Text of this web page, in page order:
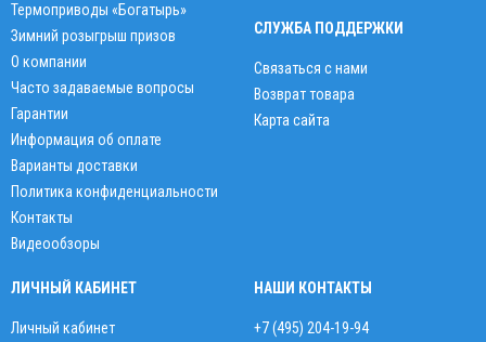
Термоприводы «Богатырь»
Зимний розыгрыш призов
О компании
Часто задаваемые вопросы
Гарантии
Информация об оплате
Варианты доставки
Политика конфиденциальности
Контакты
Видеообзоры
СЛУЖБА ПОДДЕРЖКИ
Связаться с нами
Возврат товара
Карта сайта
ЛИЧНЫЙ КАБИНЕТ
Личный кабинет
НАШИ КОНТАКТЫ
+7 (495) 204-19-94